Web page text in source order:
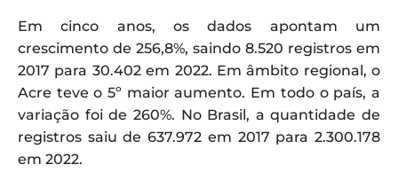
Em cinco anos, os dados apontam um
crescimento de 256,8%, saindo 8.520 registros em
2017 para 30.402 em 2022. Em âmbito regional, o
Acre teve o 5º maior aumento. Em todo o país, a
variação foi de 260%. No Brasil, a quantidade de
registros saiu de 637.972 em 2017 para 2.300.178
em 2022.